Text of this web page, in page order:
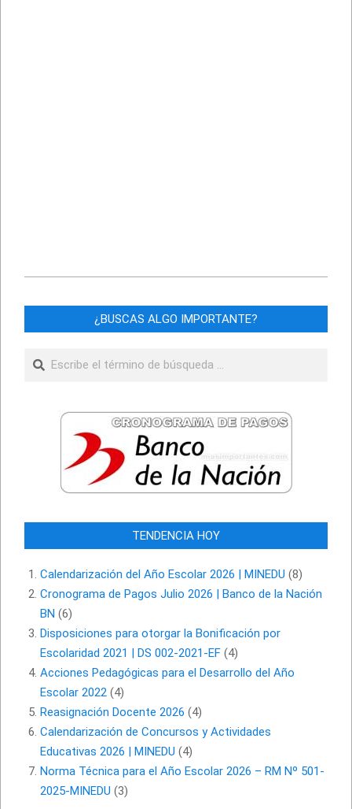
04-
¿BUSCAS ALGO IMPORTANTE?
Buscar
TENDENCIA HOY
Calendarización del Año Escolar 2026 | MINEDU (8)
Cronograma de Pagos Julio 2026 | Banco de la Nación
BN (6)
Disposiciones para otorgar la Bonificación por
Escolaridad 2021 | DS 002-2021-EF (4)
Acciones Pedagógicas para el Desarrollo del Año
Escolar 2022 (4)
Reasignación Docente 2026 (4)
Calendarización de Concursos y Actividades
Educativas 2026 | MINEDU (4)
Norma Técnica para el Año Escolar 2026 – RM Nº 501-
2025-MINEDU (3)